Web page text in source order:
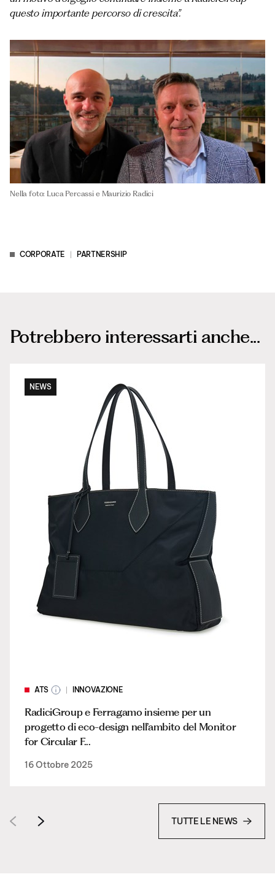
questo importante percorso di crescita”.
Nella foto: Luca Percassi e Maurizio Radici
CORPORATE PARTNERSHIP
Potrebbero interessarti anche...
NEWS
ATS INNOVAZIONE
RadiciGroup e Ferragamo insieme per un
progetto di eco-design nell’ambito del Monitor
for Circular F...
16 Ottobre 2025
TUTTE LE NEWS